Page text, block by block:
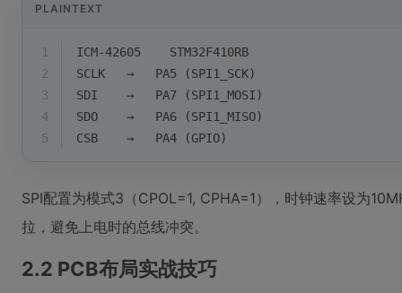
PLAINTEXT
1
ICM-42605    STM32F410RB
2
SCLK   →   PA5 (SPI1_SCK)
3
SDI    →   PA7 (SPI1_MOSI)
4
SDO    →   PA6 (SPI1_MISO)
5
CSB    →   PA4 (GPIO)
SPI配置为模式3（CPOL=1, CPHA=1），时钟速率设为
拉，避免上电时的总线冲突。
2.2 PCB布局实战技巧